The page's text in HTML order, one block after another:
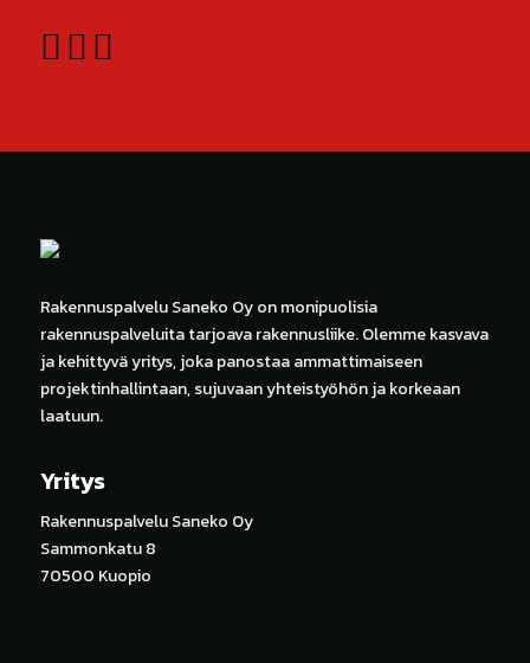
Rakennuspalvelu Saneko Oy on monipuolisia
rakennuspalveluita tarjoava rakennusliike. Olemme kasvava
ja kehittyvä yritys, joka panostaa ammattimaiseen
projektinhallintaan, sujuvaan yhteistyöhön ja korkeaan
laatuun.
Yritys
Rakennuspalvelu Saneko Oy
Sammonkatu 8
70500 Kuopio